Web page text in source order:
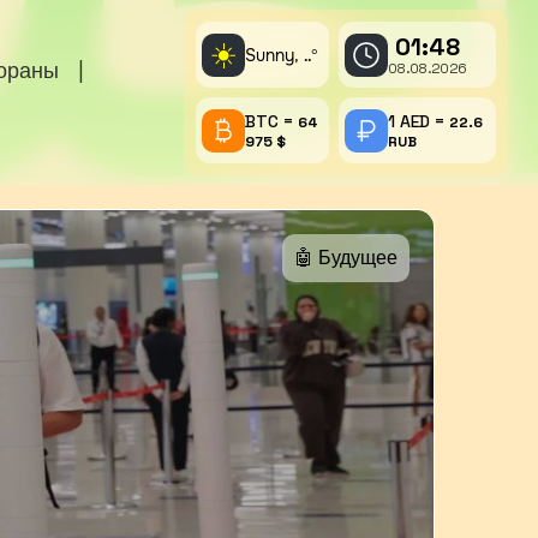
☀️ Sunny, ..° 01:48
08.08.2026
BTC = 64
975 $
1 AED = 22.6
RUB
🤖 Будущее